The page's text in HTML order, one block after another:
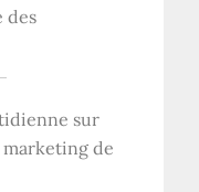
des
sur
marketing de